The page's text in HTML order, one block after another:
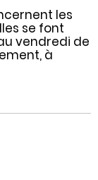
les
se font
vendredi de
à